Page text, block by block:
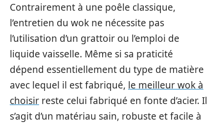
Contrairement à une poêle classique,
l’entretien du wok ne nécessite pas
l’utilisation d’un grattoir ou l’emploi de
liquide vaisselle. Même si sa praticité
dépend essentiellement du type de matière
avec lequel il est fabriqué, le meilleur wok à
choisir reste celui fabriqué en fonte d’acier. Il
s’agit d’un matériau sain, robuste et facile à